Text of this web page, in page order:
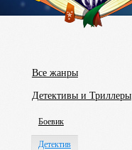
Все жанры
Детективы и Триллеры
Боевик
Детектив